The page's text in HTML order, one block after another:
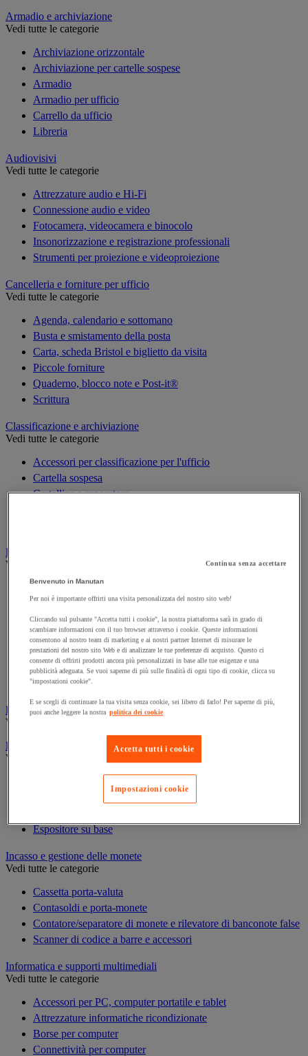
Armadio e archiviazione
Vedi tutte le categorie
Archiviazione orizzontale
Archiviazione per cartelle sospese
Armadio
Armadio per ufficio
Carrello da ufficio
Libreria
Audiovisivi
Vedi tutte le categorie
Attrezzature audio e Hi-Fi
Connessione audio e video
Fotocamera, videocamera e binocolo
Insonorizzazione e registrazione professionali
Strumenti per proiezione e videoproiezione
Cancelleria e forniture per ufficio
Vedi tutte le categorie
Agenda, calendario e sottomano
Busta e smistamento della posta
Carta, scheda Bristol e biglietto da visita
Piccole forniture
Quaderno, blocco note e Post-it®
Scrittura
Classificazione e archiviazione
Vedi tutte le categorie
Accessori per classificazione per l'ufficio
Cartella sospesa
Cartellina e separatore
Decorazione
Vedi tutte le categorie
Cartina geografica
Cornice e sistema di fissaggio
Decorazione per feste
Orologio
Pellicola adesiva per vetro
Pianta artificiale da ufficio
Vetrina per esposizione
Elezione
Vedi tutte le categorie
Espositore
Vedi tutte le categorie
Espositore su base
Incasso e gestione delle monete
Vedi tutte le categorie
Cassetta porta-valuta
Contasoldi e porta-monete
Contatore/separatore di monete e rilevatore di banconote false
Scanner di codice a barre e accessori
Informatica e supporti multimediali
Vedi tutte le categorie
Accessori per PC, computer portatile e tablet
Attrezzature informatiche ricondizionate
Borse per computer
Connettività per computer
Continua senza accettare
Benvenuto in Manutan
Per noi è importante offrirti una visita personalizzata del nostro sito web!
Cliccando sul pulsante "Accetta tutti i cookie", la nostra piattaforma sarà in grado di
scambiare informazioni con il tuo browser attraverso i cookie. Queste informazioni
consentono al nostro team di marketing e ai nostri partner Internet di misurare le
prestazioni del nostro sito Web e di analizzare le tue preferenze di acquisto. Questo ci
consente di offrirti prodotti ancora più personalizzati in base alle tue esigenze e una
pubblicità adeguata. Se vuoi saperne di più sulle finalità di ogni tipo di cookie, clicca su
"impostazioni cookie".
E se scegli di continuare la tua visita senza cookie, sei libero di farlo! Per saperne di più,
puoi anche leggere la nostra politica dei cookie
Accetta tutti i cookie
Impostazioni cookie